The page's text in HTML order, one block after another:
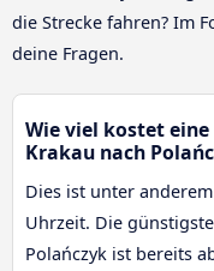
die Strecke fahren? Im
deine Fragen.
Wie viel kostet
Krakau nach
Dies ist unter
Uhrzeit. Die
Polańczyk ist bereits